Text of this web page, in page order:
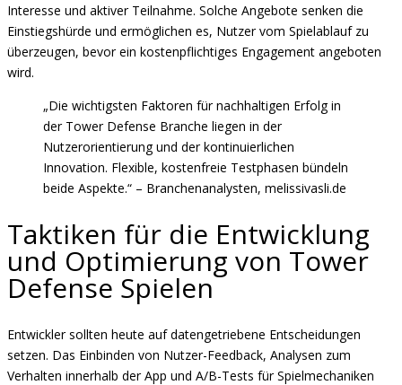
Interesse und aktiver Teilnahme. Solche Angebote senken die
Einstiegshürde und ermöglichen es, Nutzer vom Spielablauf zu
überzeugen, bevor ein kostenpflichtiges Engagement angeboten
wird.
„Die wichtigsten Faktoren für nachhaltigen Erfolg in
der Tower Defense Branche liegen in der
Nutzerorientierung und der kontinuierlichen
Innovation. Flexible, kostenfreie Testphasen bündeln
beide Aspekte.“ – Branchenanalysten, melissivasli.de
Taktiken für die Entwicklung
und Optimierung von Tower
Defense Spielen
Entwickler sollten heute auf datengetriebene Entscheidungen
setzen. Das Einbinden von Nutzer-Feedback, Analysen zum
Verhalten innerhalb der App und A/B-Tests für Spielmechaniken